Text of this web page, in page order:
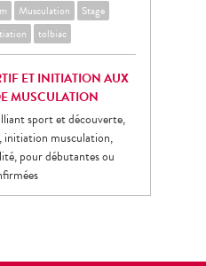
Musculation
Stage
tolbiac
ET INITIATION AUX
MUSCULATION
sport et découverte,
initiation musculation,
pour débutantes ou